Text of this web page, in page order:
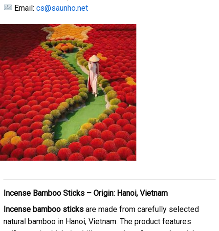
Email:cs@saunho.net
Incense Bamboo Sticks – Origin: Hanoi, Vietnam
Incense bamboo sticks are made from carefully selected
natural bamboo in Hanoi, Vietnam. The product features